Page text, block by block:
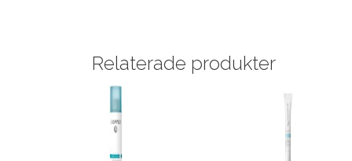
Relaterade produkter